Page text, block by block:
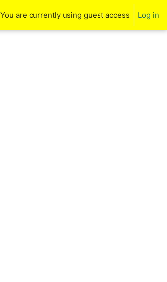
You are currently using guest access Log in